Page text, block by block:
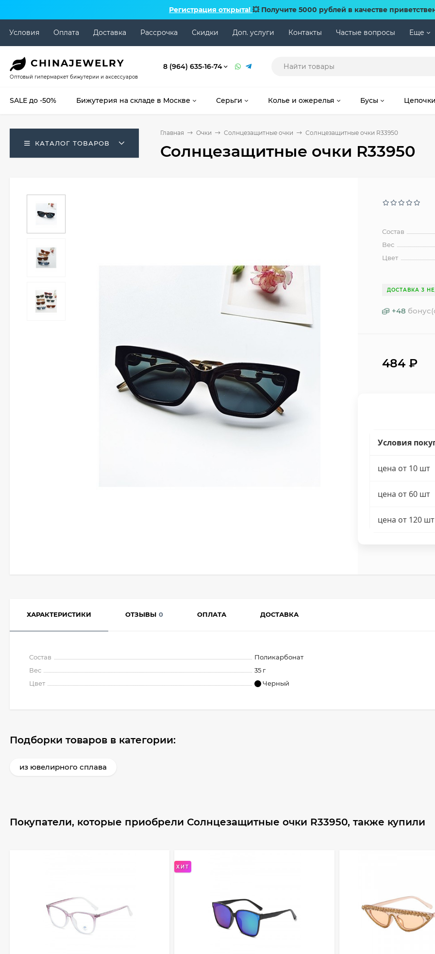
Регистрация открыта! 💥 Получите 5000 рублей в качестве
Условия Оплата Доставка Рассрочка Скидки Доп. услуги Контакты Частые вопросы Еще
CHINAJEWELRY
Оптовый гипермаркет бижутерии и аксессуаров
8 (964) 635-16-74
SALE до -50% Бижутерия на складе в Москве Серьги Колье и ожерелья Бусы Цепочки
КАТАЛОГ ТОВАРОВ
Главная Очки Солнцезащитные очки Солнцезащитные очки R33950
Солнцезащитные очки R33950
Состав
Вес
Цвет
ДОСТАВКА 3
+48
484₽
Условия
цена от 10 шт
цена от 60 шт
цена от 120 шт
ХАРАКТЕРИСТИКИ ОТЗЫВЫ 0 ОПЛАТА ДОСТАВКА
Состав
Поликарбонат
Вес
35 г
Цвет
Черный
Подборки товаров в категории:
из ювелирного сплава
Покупатели, которые приобрели Солнцезащитные очки R33950, также купили
ХИТ